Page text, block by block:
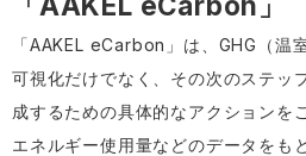
「AAKEL eCarbon」は、GHG（温
可視化だけでなく、その次のステッ
成するための具体的なアクションを
エネルギー使用量などのデータをも